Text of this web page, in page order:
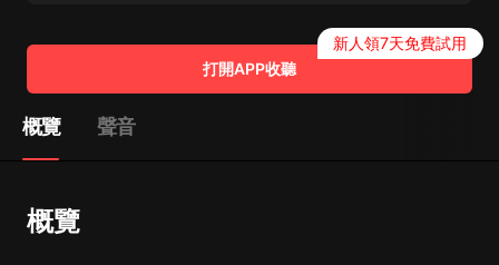
打開APP收聽
新人領7天免費試用
概覽 聲音
概覽